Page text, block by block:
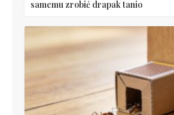
samemu zrobić drapak tanio